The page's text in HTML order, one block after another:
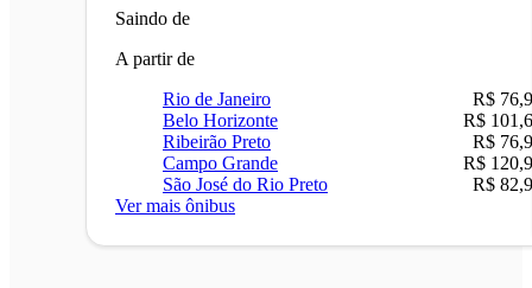
Saindo de
A partir de
Rio de Janeiro
R$
Belo Horizonte
R$
Ribeirão Preto
R$
Campo Grande
R$
São José do Rio Preto
R$
Ver mais ônibus